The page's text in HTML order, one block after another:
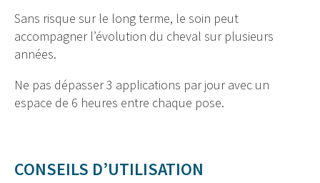
Sans risque sur le long terme, le soin peut
accompagner l’évolution du cheval sur plusieurs
années.
Ne pas dépasser 3 applications par jour avec un
espace de 6 heures entre chaque pose.
CONSEILS D’UTILISATION